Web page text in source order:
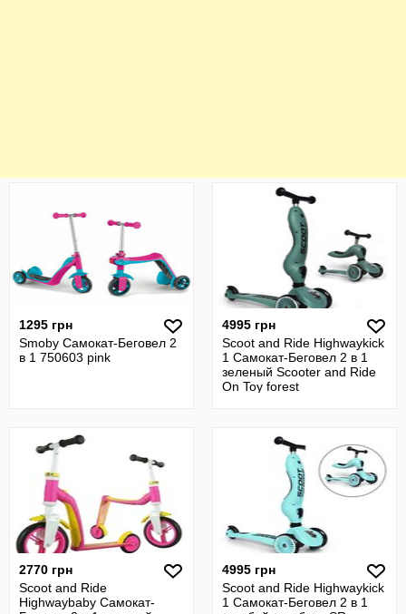
1295 грн
Smoby Самокат-Беговел 2
в 1 750603 pink
4995 грн
Scoot and Ride Highwaykick
1 Самокат-Беговел 2 в 1
зеленый Scooter and Ride
On Toy forest
2770 грн
Scoot and Ride
Highwaybaby Самокат-
4995 грн
Scoot and Ride Highwaykick
1 Самокат-Беговел 2 в 1